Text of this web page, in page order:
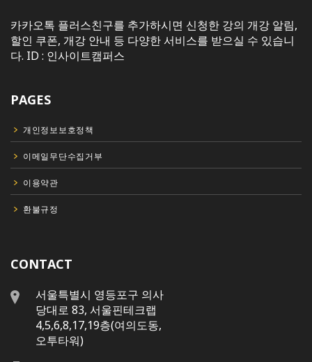
카카오톡 플러스친구를 추가하시면 신청한 강의 개강 알림,
할인 쿠폰, 개강 안내 등 다양한 서비스를 받으실 수 있습니
다. ID : 인사이트캠퍼스
PAGES
개인정보보호정책
이메일무단수집거부
이용약관
환불규정
CONTACT
서울특별시 영등포구 의사
당대로 83, 서울핀테크랩
4,5,6,8,17,19층(여의도동,
오투타워)